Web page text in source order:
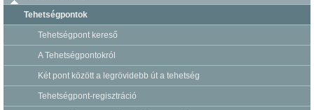
Tehetségpontok
Tehetségpont kereső
A Tehetségpontokról
Két pont között a legrövidebb út a tehetség
Tehetségpont-regisztráció